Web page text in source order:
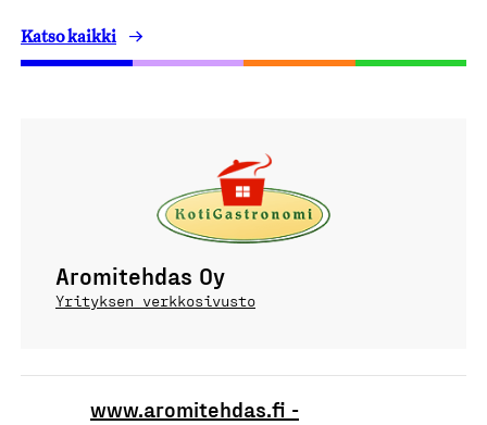
Katso kaikki
Aromitehdas Oy
Yrityksen verkkosivusto
www.aromitehdas.fi -